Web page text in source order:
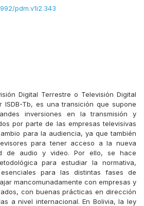
pdm.v1i2.343
Digital Terrestre o Televisión Digital
ISDB-Tb, es una transición que supone
inversiones en la transmisión y
por parte de las empresas televisivas
para la audiencia, ya que también
para tener acceso a la nueva
de audio y video. Por ello, se hace
para estudiar la normativa,
para las distintas fases de
mancomunadamente con empresas y
con buenas prácticas en dirección
a nivel internacional. En Bolivia, la ley